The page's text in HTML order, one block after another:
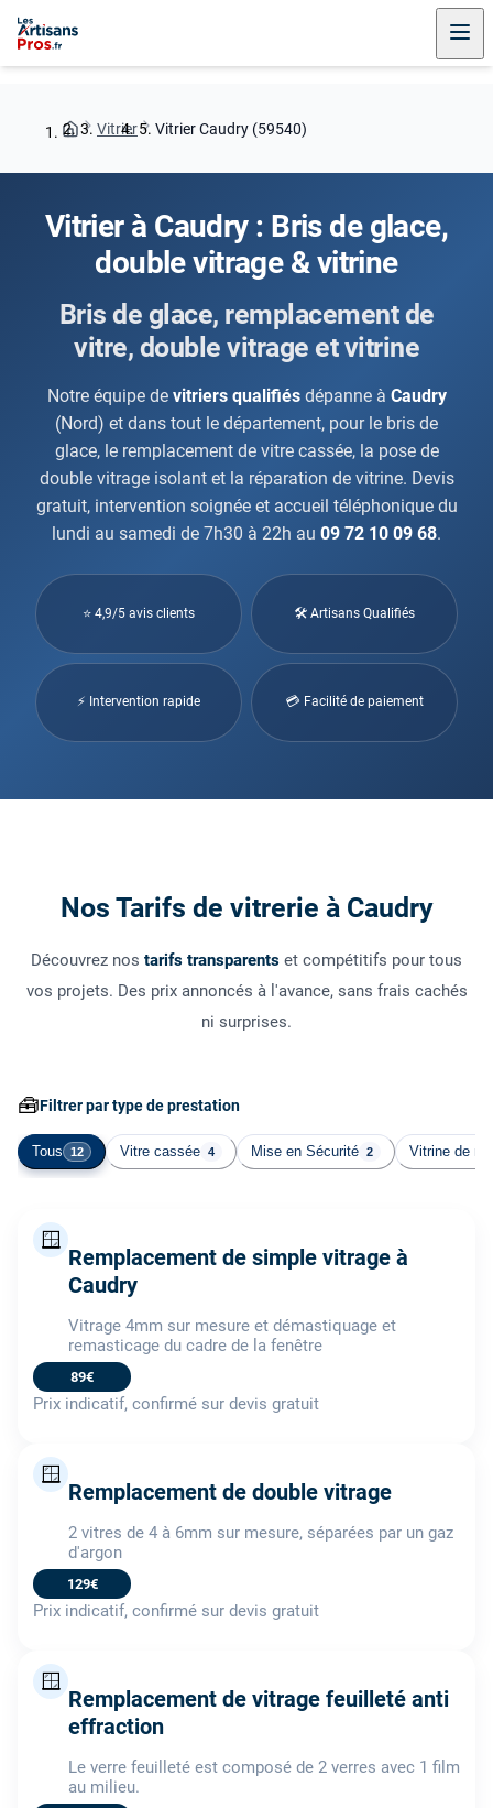
Vitrier Vitrier Caudry (59540)
Vitrier à Caudry : Bris de glace,
double vitrage & vitrine
Bris de glace, remplacement de
vitre, double vitrage et vitrine
Notre équipe de vitriers qualifiésdépanne à Caudry
(Nord) et dans tout le département, pour le bris de
glace, le remplacement de vitre cassée, la pose de
double vitrage isolant et la réparation de vitrine. Devis
gratuit, intervention soignée et accueil téléphonique du
lundi au samedi de 7h30 à 22h au 09 72 10 09 68.
⭐ 4,9/5 avis clients 🛠 Artisans Qualifiés
⚡ Intervention rapide 💳 Facilité de paiement
Nos Tarifs de vitrerie à Caudry
Découvrez nos tarifs transparents et compétitifs pour tous
vos projets. Des prix annoncés à l'avance, sans frais cachés
ni surprises.
🧰Filtrer par type de prestation
Tous 12 Vitre cassée 4 Mise en Sécurité 2 Vitrine de
🪟
Remplacement de simple vitrage à
Caudry
Vitrage 4mm sur mesure et démastiquage et
remasticage du cadre de la fenêtre
89€
Prix indicatif, confirmé sur devis gratuit
🪟
Remplacement de double vitrage
2 vitres de 4 à 6mm sur mesure, séparées par un gaz
d'argon
129€
Prix indicatif, confirmé sur devis gratuit
🪟
Remplacement de vitrage feuilleté anti
effraction
Le verre feuilleté est composé de 2 verres avec 1 film
au milieu.